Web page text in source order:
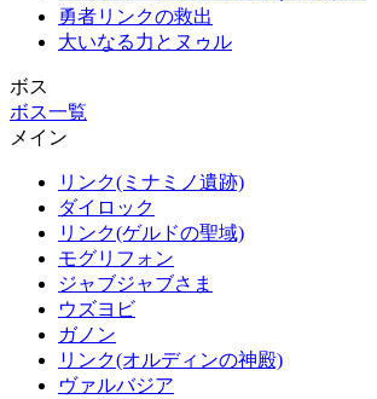
勇者リンクの救出
大いなる力とヌゥル
ボス
ボス一覧
メイン
リンク(ミナミノ遺跡)
ダイロック
リンク(ゲルドの聖域)
モグリフォン
ジャブジャブさま
ウズヨビ
ガノン
リンク(オルディンの神殿)
ヴァルバジア